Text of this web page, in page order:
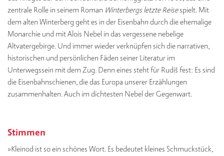
zentrale Rolle in seinem Roman Winterbergs letzte Reisespielt. Mit
dem alten Winterberg geht es in der Eisenbahn durch die ehemalige
Monarchie und mit Alois Nebel in das vergessene nebelige
Altvatergebirge. Und immer wieder verknüpfen sich die narrativen,
historischen und persönlichen Fäden seiner Literatur im
Unterwegssein mit dem Zug. Denn eines steht für Rudiš fest: Es sind
die Eisenbahnschienen, die das Europa unserer Erzählungen
zusammenhalten. Auch im dichtesten Nebel der Gegenwart.
Stimmen
»Kleinod ist so ein schönes Wort. Es bedeutet kleines Schmuckstück,